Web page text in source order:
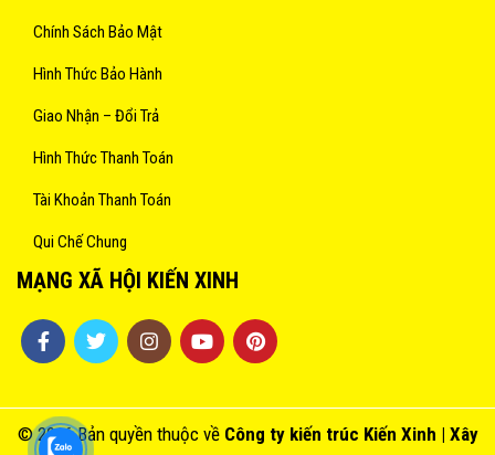
Chính Sách Bảo Mật
Hình Thức Bảo Hành
Giao Nhận – Đổi Trả
Hình Thức Thanh Toán
Tài Khoản Thanh Toán
Qui Chế Chung
MẠNG XÃ HỘI KIẾN XINH
© 2016 Bản quyền thuộc về Công ty kiến trúc Kiến Xinh | Xây